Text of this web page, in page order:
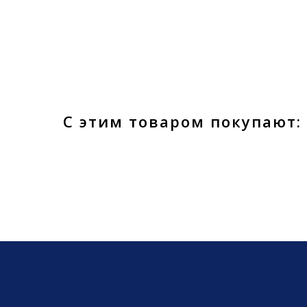
С этим товаром покупают: